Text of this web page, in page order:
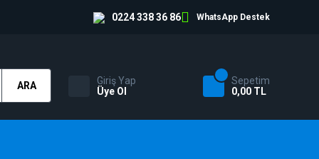
0224 338 36 86 WhatsApp Destek
ARA
Giriş Yap
Üye Ol
Sepetim
0,00 TL